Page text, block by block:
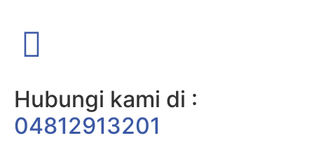
Hubungi kami di :
04812913201